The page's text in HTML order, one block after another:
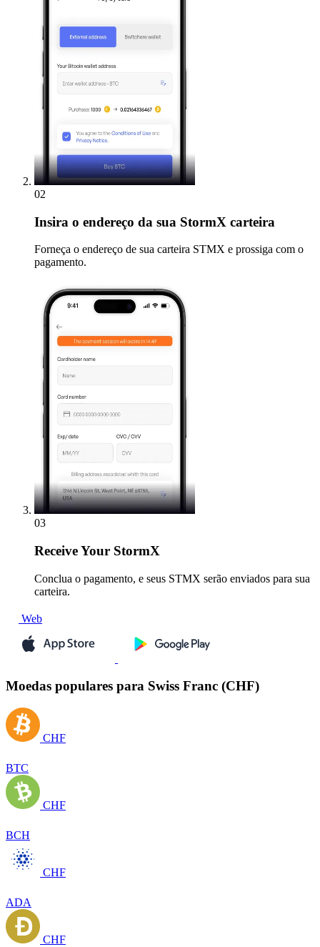
02
Insira o endereço da sua StormX carteira
Forneça o endereço de sua carteira STMX e prossiga com o
pagamento.
03
ReceiveYour StormX
Conclua o pagamento, e seus STMX serão enviados para sua
carteira.
Web
Moedas populares para Swiss Franc (CHF)
CHF
BTC
CHF
BCH
CHF
ADA
CHF